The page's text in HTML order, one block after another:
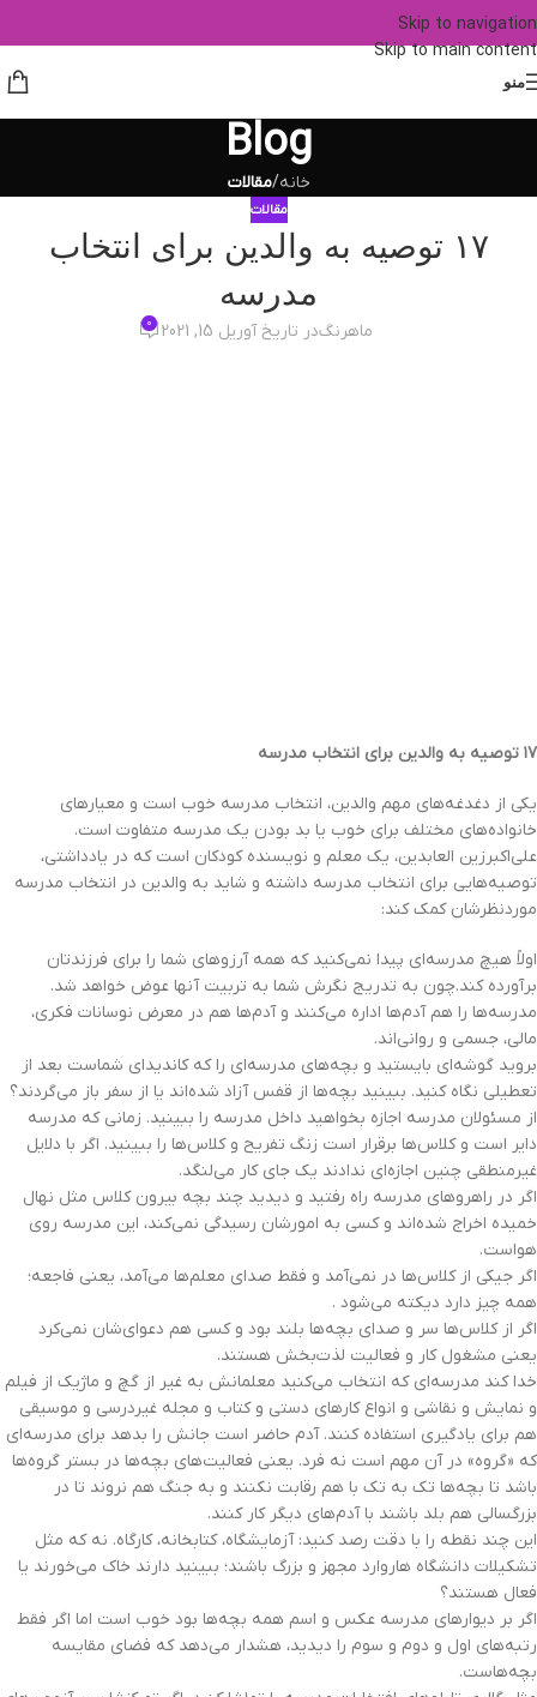
Skip to navigation
Skip to main content
منو
Blog
خانه/مقالات
مقالات
۱۷ توصیه به والدین برای انتخاب
مدرسه
ماهرنگدر تاریخ آوریل 15, 2021 0
۱۷ توصیه به والدین برای انتخاب مدرسه
یکی از دغدغه‌های مهم والدین، انتخاب مدرسه خوب است و معیارهای
خانواده‌های مختلف برای خوب یا بد بودن یک مدرسه متفاوت است.
علی‌اکبرزین العابدین، یک معلم و نویسنده کودکان است که در یادداشتی،
توصیه‌هایی برای انتخاب مدرسه داشته و شاید به والدین در انتخاب مدرسه
موردنظرشان کمک کند:
اولاً هیچ مدرسه‌ای پیدا نمی‌کنید که همه‌ آرزوهای شما را برای فرزندتان
برآورده کند.چون به تدریج نگرش شما به تربیت آنها عوض خواهد شد.
مدرسه‌ها را هم آدم‌ها اداره می‌کنند و آدم‌ها هم در معرض نوسانات فکری،
مالی، جسمی و روانی‌اند.
بروید گوشه‌ای بایستید و بچه‌های مدرسه‌ای را که کاندیدای شماست بعد از
تعطیلی نگاه کنید. ببینید بچه‌ها از قفس آزاد شده‌اند یا از سفر باز می‌گردند؟
از مسئولان مدرسه اجازه بخواهید داخل مدرسه را ببینید. زمانی که مدرسه
دایر است و کلاس‌ها برقرار است زنگ تفریح‌ و کلاس‌ها را ببینید. اگر با دلایل
غیرمنطقی چنین اجازه‌ای ندادند یک جای کار می‌لنگد.
اگر در راهروهای مدرسه راه رفتید و دیدید چند بچه بیرون کلاس مثل نهال
خمیده اخراج شده‌اند و کسی به امورشان رسیدگی نمی‌کند، این مدرسه روی
هواست.
اگر جیکی از کلاس‌ها در نمی‌آمد و فقط صدای معلم‌ها می‌آمد، یعنی فاجعه؛
همه چیز دارد دیکته می‌شود .
اگر از کلاس‌ها سر و صدای بچه‌ها بلند بود و کسی هم دعوای‌شان نمی‌کرد
یعنی مشغول کار و فعالیت لذت‌بخش هستند.
خدا کند مدرسه‌ای که انتخاب می‌کنید معلمانش به غیر از گچ و ماژیک از فیلم
و نمایش و نقاشی و انواع کارهای دستی و کتاب و مجله غیردرسی و موسیقی
هم برای یادگیری استفاده کنند. آدم حاضر است جانش را بدهد برای مدرسه‌ای
که «گروه» در آن مهم است نه فرد. یعنی فعالیت‌های بچه‌ها در بستر گروه‌ها
باشد تا بچه‌ها تک به تک با هم رقابت نکنند و به جنگ هم نروند تا در
بزرگسالی هم بلد باشند با آدم‌های دیگر کار کنند.
این چند نقطه را با دقت رصد کنید: آزمایشگاه، کتابخانه، کارگاه. نه که مثل
تشکیلات دانشگاه هاروارد مجهز و بزرگ باشند؛ ببینید دارند خاک می‌خورند یا
فعال هستند؟
اگر بر دیوارهای مدرسه عکس و اسم همه بچه‌ها بود خوب است اما اگر فقط
رتبه‌های اول و دوم و سوم را دیدید، هشدار می‌دهد که فضای مقایسه‌
بچه‌هاست.